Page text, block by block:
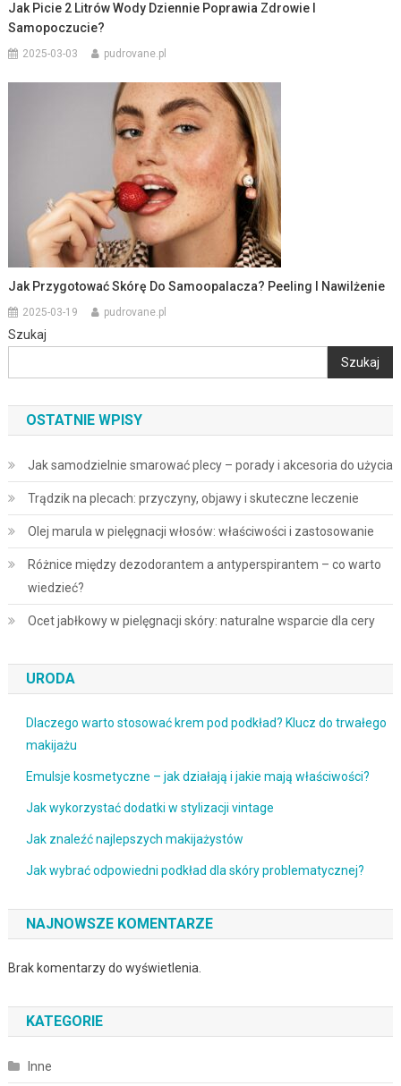
Jak Picie 2 Litrów Wody Dziennie Poprawia Zdrowie I
Samopoczucie?
2025-03-03 pudrovane.pl
Jak Przygotować Skórę Do Samoopalacza? Peeling I Nawilżenie
2025-03-19 pudrovane.pl
Szukaj
Szukaj
OSTATNIE WPISY
Jak samodzielnie smarować plecy – porady i akcesoria do użycia
Trądzik na plecach: przyczyny, objawy i skuteczne leczenie
Olej marula w pielęgnacji włosów: właściwości i zastosowanie
Różnice między dezodorantem a antyperspirantem – co warto
wiedzieć?
Ocet jabłkowy w pielęgnacji skóry: naturalne wsparcie dla cery
URODA
Dlaczego warto stosować krem pod podkład? Klucz do trwałego
makijażu
Emulsje kosmetyczne – jak działają i jakie mają właściwości?
Jak wykorzystać dodatki w stylizacji vintage
Jak znaleźć najlepszych makijażystów
Jak wybrać odpowiedni podkład dla skóry problematycznej?
NAJNOWSZE KOMENTARZE
Brak komentarzy do wyświetlenia.
KATEGORIE
Inne